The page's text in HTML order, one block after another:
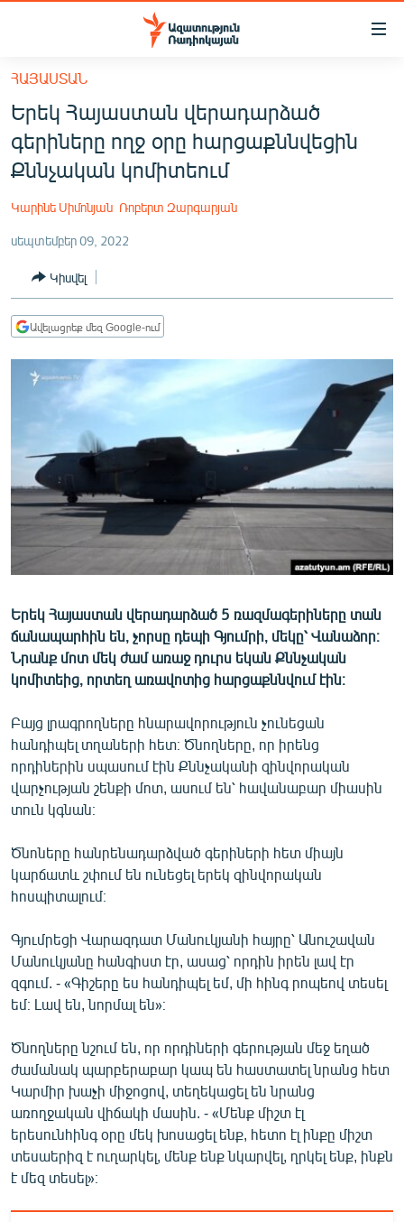
Մատչելիության
հիմնական
բովանդակությանը
Անցնել
հիմնական
մենյուին
ՀԱՅԱՍՏԱՆ
ՔԱՂԱՔԱԿԱՆ
ՏՆՏԵՍՈՒԹՅՈՒՆ
ՂԱՐԱԲԱՂ
ՏԱՐԱԾԱՇՐՋԱՆ
ՄԻՋԱԶԳԱՅԻՆ
ՄՇԱԿՈՒՅԹ
ՍՊՈՐՏ
ՄԵԿՆԱԲԱՆՈՒԹՅՈՒՆ
ՏՏ ԵՒ ԻՆՏԵՐՆԵՏ
ԱՐԽԻՎ
ՏԵՍԱՆՅՈՒԹԵՐ
ԲԱՆԱՎԵՃ
ՓՈԴՔԱՍԹ
Հայերեն
Русский
ՀԵՏԵՎԵՔ ՄԵԶ
ՀԱՅԱՍՏԱՆ
Երեկ Հայաստան վերադարձած
գերիները ողջ օրը հարցաքննվեցին
Քննչական կոմիտեում
Կարինե Սիմոնյան Ռոբերտ Զարգարյան
սեպտեմբեր 09, 2022
Կիսվել
Ավելացրեք մեզ Google-ում
Երեկ Հայաստան վերադարձած 5 ռազմագերիները տան
ճանապարհին են, չորսը դեպի Գյումրի, մեկը՝ Վանաձոր։
Նրանք մոտ մեկ ժամ առաջ դուրս եկան Քննչական
կոմիտեից, որտեղ առավոտից հարցաքննվում էին։
Բայց լրագրողները հնարավորություն չունեցան
հանդիպել տղաների հետ։ Ծնողները, որ իրենց
որդիներին սպասում էին Քննչականի զինվորական
վարչության շենքի մոտ, ասում են՝ հավանաբար միասին
տուն կգնան։
Ծնոները հանրենադարձված գերիների հետ միայն
կարճատև շփում են ունեցել երեկ զինվորական
հոսպիտալում։
Գյումրեցի Վարազդատ Մանուկյանի հայրը՝ Անուշավան
Մանուկյանը հանգիստ էր, ասաց՝ որդին իրեն լավ էր
զգում. - «Գիշերը ես հանդիպել եմ, մի հինգ րոպեով տեսել
եմ։ Լավ են, նորմալ են»։
Ծնողները նշում են, որ որդիների գերության մեջ եղած
ժամանակ պարբերաբար կապ են հաստատել նրանց հետ
Կարմիր խաչի միջոցով, տեղեկացել են նրանց
առողջական վիճակի մասին. - «Մենք միշտ էլ
երեսունհինգ օրը մեկ խոսացել ենք, հետո էլ ինքը միշտ
տեսաերիզ է ուղարկել, մենք ենք նկարվել, ղրկել ենք, ինքն
է մեզ տեսել»։